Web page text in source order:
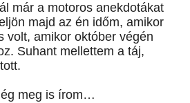
már a motoros anekdotákat
majd az én időm, amikor
volt, amikor október végén
Suhant mellettem a táj,
meg is írom…